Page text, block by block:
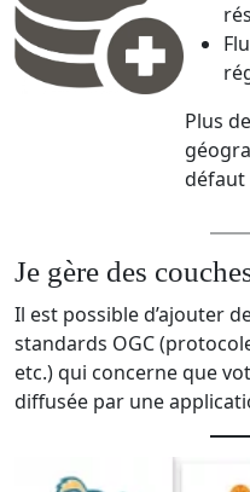
Plus
défaut
Je gère des
Il est possible d’ajouter
standards OGC
etc.) qui concerne que
diffusée par une